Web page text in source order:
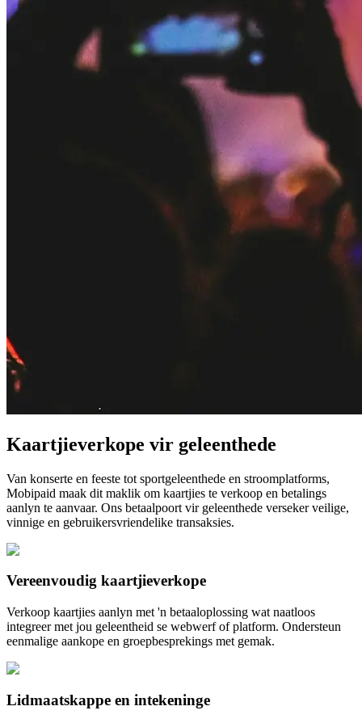
Kaartjieverkope vir geleenthede
Van konserte en feeste tot sportgeleenthede en stroomplatforms,
Mobipaid maak dit maklik om kaartjies te verkoop en betalings
aanlyn te aanvaar. Ons betaalpoort vir geleenthede verseker veilige,
vinnige en gebruikersvriendelike transaksies.
Vereenvoudig kaartjieverkope
Verkoop kaartjies aanlyn met 'n betaaloplossing wat naatloos
integreer met jou geleentheid se webwerf of platform. Ondersteun
eenmalige aankope en groepbesprekings met gemak.
Lidmaatskappe en intekeninge